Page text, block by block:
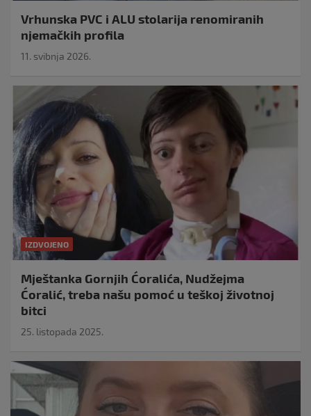
Vrhunska PVC i ALU stolarija renomiranih
njemačkih profila
11. svibnja 2026.
IZDVOJENO
Mještanka Gornjih Ćoralića, Nudžejma
Ćoralić, treba našu pomoć u teškoj životnoj
bitci
25. listopada 2025.